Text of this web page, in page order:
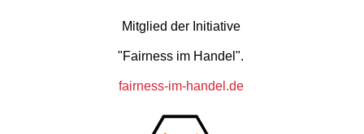
Mitglied der Initiative
"Fairness im Handel".
fairness-im-handel.de